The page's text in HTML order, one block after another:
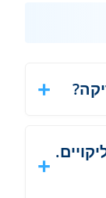
ליקויים.